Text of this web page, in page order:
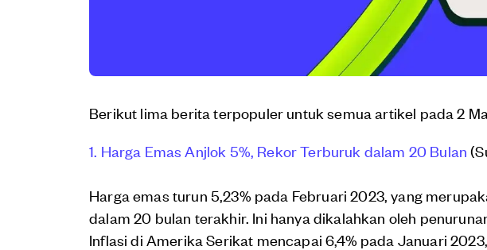
Berikut lima berita terpopuler untuk semua artikel pada 2
1. Harga Emas Anjlok 5%, Rekor Terburuk dalam 20 Bulan
Harga emas turun 5,23% pada Februari 2023, yang
dalam 20 bulan terakhir. Ini hanya dikalahkan oleh
Inflasi di Amerika Serikat mencapai 6,4% pada Januari